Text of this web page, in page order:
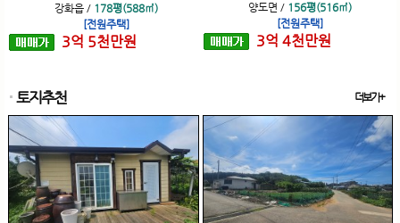
강화읍/ 178평(588㎡)
[전원주택]
3억 5천만원
양도면 / 156평(516㎡)
[전원주택]
3억 4천만원
토지추천 더보기+